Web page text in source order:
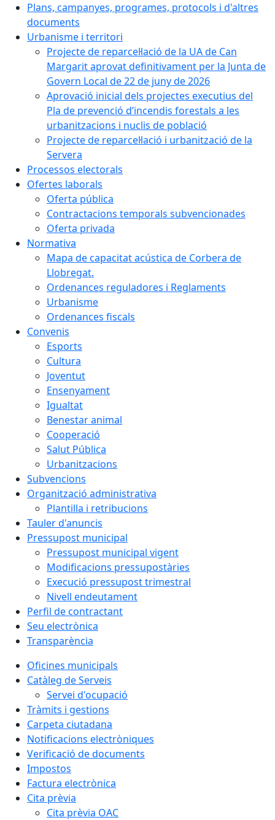
Plans, campanyes, programes, protocols i d'altres
documents
Urbanisme i territori
Projecte de reparcel·lació de la UA de Can
Margarit aprovat definitivament per la Junta de
Govern Local de 22 de juny de 2026
Aprovació inicial dels projectes executius del
Pla de prevenció d’incendis forestals a les
urbanitzacions i nuclis de població
Projecte de reparcel·lació i urbanització de la
Servera
Processos electorals
Ofertes laborals
Oferta pública
Contractacions temporals subvencionades
Oferta privada
Normativa
Mapa de capacitat acústica de Corbera de
Llobregat.
Ordenances reguladores i Reglaments
Urbanisme
Ordenances fiscals
Convenis
Esports
Cultura
Joventut
Ensenyament
Igualtat
Benestar animal
Cooperació
Salut Pública
Urbanitzacions
Subvencions
Organització administrativa
Plantilla i retribucions
Tauler d'anuncis
Pressupost municipal
Pressupost municipal vigent
Modificacions pressupostàries
Execució pressupost trimestral
Nivell endeutament
Perfil de contractant
Seu electrònica
Transparència
Oficines municipals
Catàleg de Serveis
Servei d'ocupació
Tràmits i gestions
Carpeta ciutadana
Notificacions electròniques
Verificació de documents
Impostos
Factura electrònica
Cita prèvia
Cita prèvia OAC